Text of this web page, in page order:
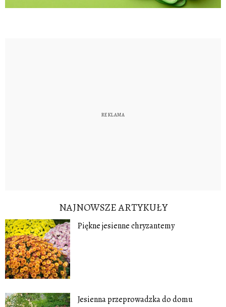
NAJNOWSZE ARTYKUŁY
Piękne jesienne chryzantemy
Jesienna przeprowadzka do domu